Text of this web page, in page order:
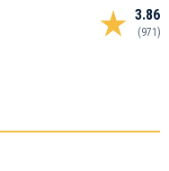
3.86
(971)